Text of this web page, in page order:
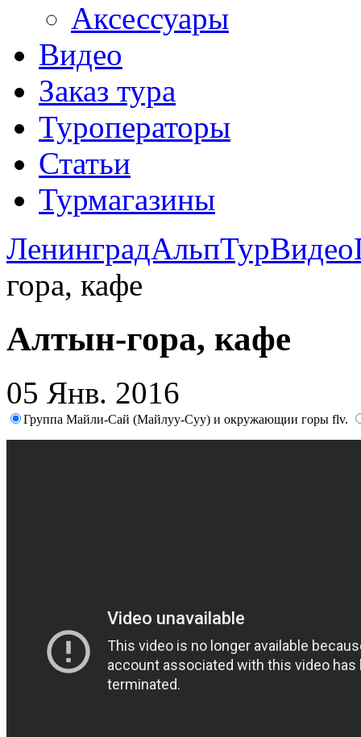
Аксессуары
Видео
Заказ тура
Туроператоры
Статьи
Турмагазины
ЛенинградАльпТурВидео
гора, кафе
Алтын-гора, кафе
05 Янв. 2016
Группа Майли-Сай (Майлуу-Суу) и окружающии горы flv.